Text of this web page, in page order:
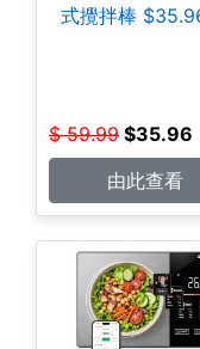
式攪拌棒
$ 59.99 $35.96
由此查看